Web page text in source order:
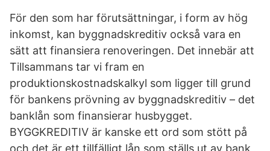
För den som har förutsättningar, i form av hög
inkomst, kan byggnadskreditiv också vara en
sätt att finansiera renoveringen. Det innebär att
Tillsammans tar vi fram en
produktionskostnadskalkyl som ligger till grund
för bankens prövning av byggnadskreditiv – det
banklån som finansierar husbygget.
BYGGKREDITIV är kanske ett ord som stött på
och det är ett tillfälligt lån som ställs ut av bank